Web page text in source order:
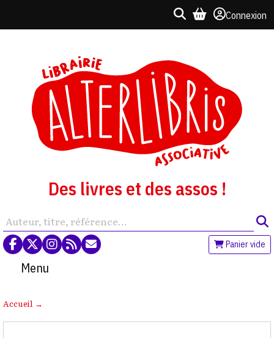
Connexion
Des livres et des assos !
Panier vide
Menu
Accueil →